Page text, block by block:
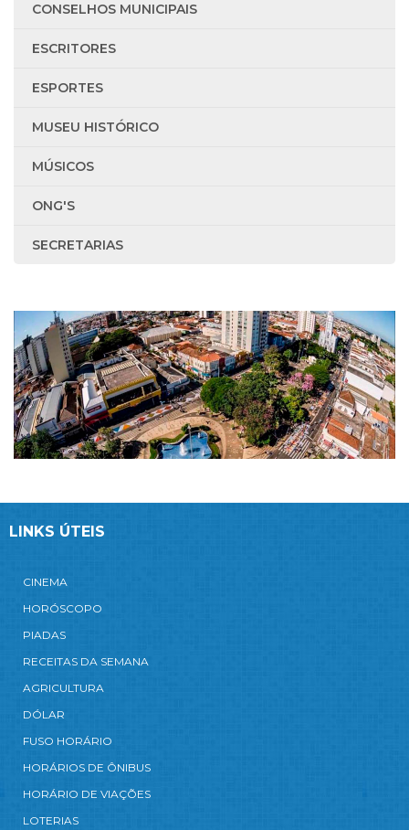
CONSELHOS MUNICIPAIS
ESCRITORES
ESPORTES
MUSEU HISTÓRICO
MÚSICOS
ONG'S
SECRETARIAS
LINKS ÚTEIS
CINEMA
HORÓSCOPO
PIADAS
RECEITAS DA SEMANA
AGRICULTURA
DÓLAR
FUSO HORÁRIO
HORÁRIOS DE ÔNIBUS
HORÁRIO DE VIAÇÕES
LOTERIAS